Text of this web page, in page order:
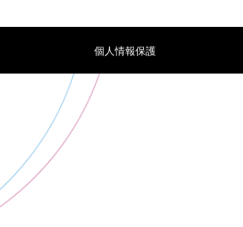
個人情報保護